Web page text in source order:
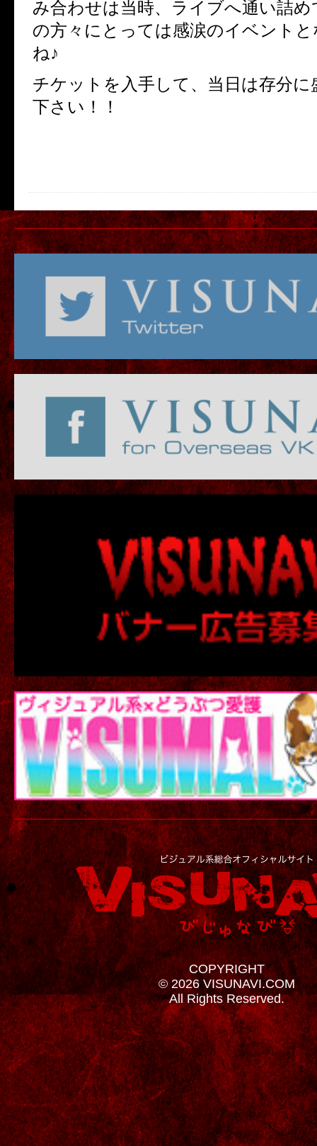
み合わせは当時、ライブへ通い詰
の方々にとっては感涙のイベント
ね♪
チケットを入手して、当日は存分に
下さい！！
COPYRIGHT
© 2026 VISUNAVI.COM
All Rights Reserved.